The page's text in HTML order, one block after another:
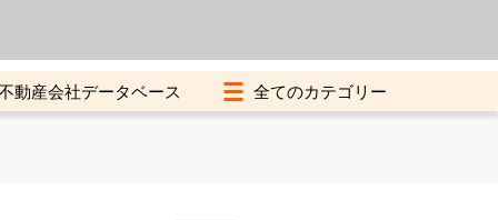
動産会社データベース